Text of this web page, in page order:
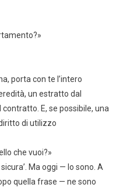
porta con te l’intero
un estratto dal
E, se possibile, una
di utilizzo
che vuoi?»
Ma oggi — lo sono. A
quella frase — ne sono